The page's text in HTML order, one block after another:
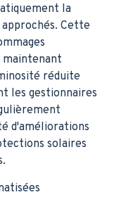
la
Cette
maintenant
réduite
les gestionnaires
d'améliorations
solaires